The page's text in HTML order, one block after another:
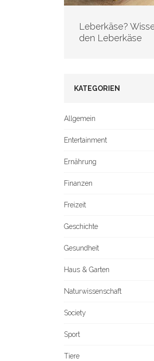
Leberkäse?
den Leberkäse
KATEGORIEN
Allgemein
Entertainment
Ernährung
Finanzen
Freizeit
Geschichte
Gesundheit
Haus & Garten
Naturwissenschaft
Society
Sport
Tiere